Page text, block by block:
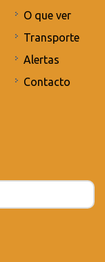
O que ver
Transporte
Alertas
Contacto